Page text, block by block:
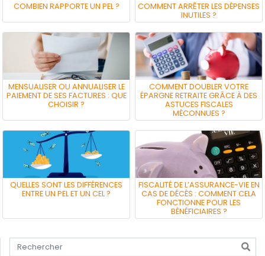
COMBIEN RAPPORTE UN PEL ?
COMMENT ARRÊTER LES DÉPENSES
INUTILES ?
MENSUALISER OU ANNUALISER LE
PAIEMENT DE SES FACTURES : QUE
CHOISIR ?
COMMENT DOUBLER VOTRE
ÉPARGNE RETRAITE GRÂCE À DES
ASTUCES FISCALES
MÉCONNUES ?
QUELLES SONT LES DIFFÉRENCES
ENTRE UN PEL ET UN CEL ?
FISCALITÉ DE L’ASSURANCE-VIE EN
CAS DE DÉCÈS : COMMENT CELA
FONCTIONNE POUR LES
BÉNÉFICIAIRES ?
Tapez votre recherche